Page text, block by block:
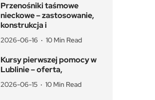
Przenośniki taśmowe
nieckowe – zastosowanie,
konstrukcja i
2026-06-16 10 Min Read
Kursy pierwszej pomocy w
Lublinie – oferta,
2026-06-15 10 Min Read